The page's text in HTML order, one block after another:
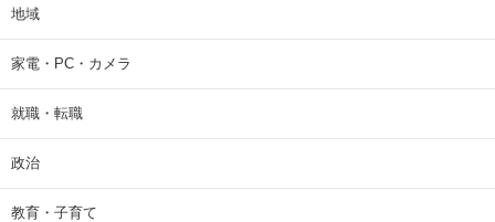
地域
家電・PC・カメラ
就職・転職
政治
教育・子育て